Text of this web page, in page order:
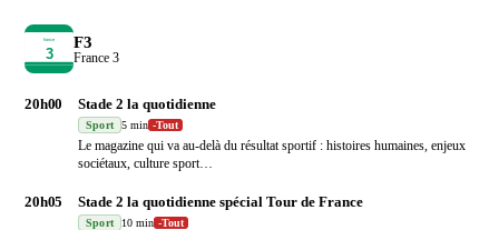
F3
France 3
20h00 Stade 2 la quotidienne
Sport 5 min -Tout
Le magazine qui va au-delà du résultat sportif : histoires humaines, enjeux
sociétaux, culture sport…
20h05 Stade 2 la quotidienne spécial Tour de France
Sport 10 min -Tout